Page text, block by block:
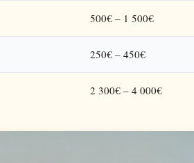
500€ – 1 500€
250€ – 450€
2 300€ – 4 000€